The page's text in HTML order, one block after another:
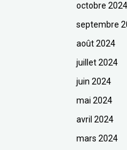
octobre 2024
septembre
août 2024
juillet 2024
juin 2024
mai 2024
avril 2024
mars 2024